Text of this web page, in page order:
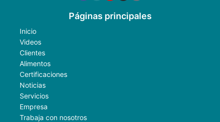
Páginas principales
Inicio
Videos
Clientes
Alimentos
Certificaciones
Noticias
Servicios
Empresa
Trabaja con nosotros